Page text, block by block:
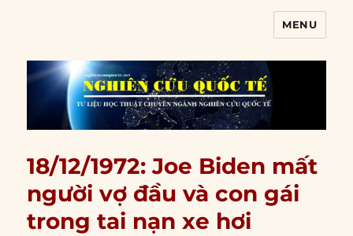
MENU
18/12/1972: Joe Biden mất
người vợ đầu và con gái
trong tai nạn xe hơi